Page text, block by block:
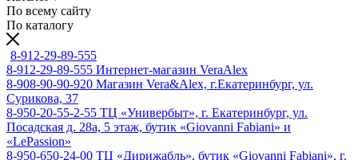
По всему сайту
По каталогу
8-912-29-89-555
8-912-29-89-555 Интернет-магазин VeraAlex
8-908-90-90-920 Магазин Vera&Alex, г.Екатеринбург, ул.
Сурикова, 37
8-950-20-55-2-55 ТЦ «Универбыт», г. Екатеринбург, ул.
Посадская д. 28а, 5 этаж, бутик «Giovanni Fabiani» и
«LePassion»
8-950-650-24-00 ТЦ «Дирижабль», бутик «Giovanni Fabiani», г.